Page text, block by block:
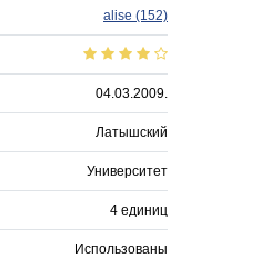
alise (152)
04.03.2009.
Латышский
Университет
4 единиц
Использованы